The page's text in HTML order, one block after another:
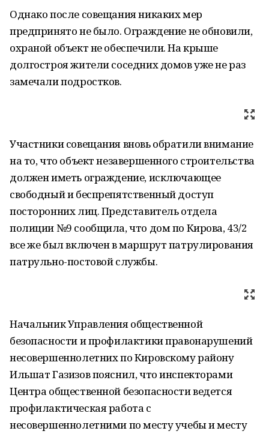
Однако после совещания никаких мер
предпринято не было. Ограждение не обновили,
охраной объект не обеспечили. На крыше
долгостроя жители соседних домов уже не раз
замечали подростков.
Участники совещания вновь обратили внимание
на то, что объект незавершенного строительства
должен иметь ограждение, исключающее
свободный и беспрепятственный доступ
посторонних лиц. Представитель отдела
полиции №9 сообщила, что дом по Кирова, 43/2
все же был включен в маршрут патрулирования
патрульно-постовой службы.
Начальник Управления общественной
безопасности и профилактики правонарушений
несовершеннолетних по Кировскому району
Ильшат Газизов пояснил, что инспекторами
Центра общественной безопасности ведется
профилактическая работа с
несовершеннолетними по месту учебы и месту